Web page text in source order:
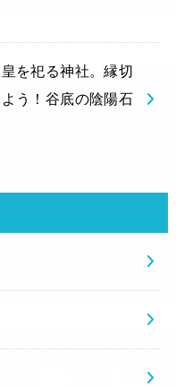
を祀る神社。縁切
う！谷底の陰陽石